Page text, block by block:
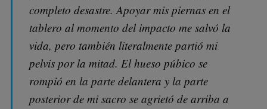
completo desastre. Apoyar mis piernas en el
tablero al momento del impacto me salvó la
vida, pero también literalmente partió mi
pelvis por la mitad. El hueso púbico se
rompió en la parte delantera y la parte
posterior de mi sacro se agrietó de arriba a